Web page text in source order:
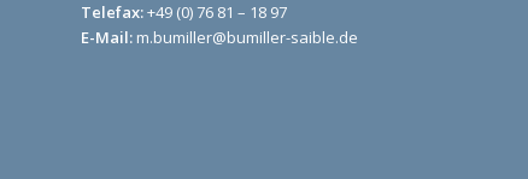
Telefax:+49 (0) 76 81 – 18 97
E-Mail: m.bumiller@bumiller-saible.de